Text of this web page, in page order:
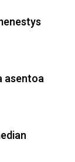
asentoa